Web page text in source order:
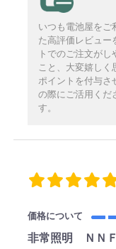
いつも電池屋をご
た高評価レビュー
トでのご注文が
こと、大変嬉しく
ポイントを付与さ
の際にご活用くだ
す。
価格について
非常照明 ＮＮ